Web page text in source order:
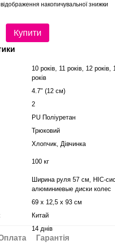
накопичувальної знижки
Купити
10 років, 11 років, 12
років
4.7" (12 см)
2
PU Поліуретан
Трюковий
Хлопчик, Дівчинка
100 кг
Ширина руля 57 см, HIC-
алюминиевые диски колес
69 x 12,5 x 93 см
Китай
14 днів
Гарантія